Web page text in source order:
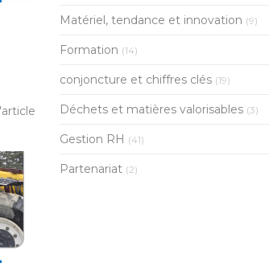
Matériel, tendance et innovation (9)
Formation (14)
conjoncture et chiffres clés (19)
Déchets et matières valorisables (3)
Gestion RH (41)
Partenariat (2)